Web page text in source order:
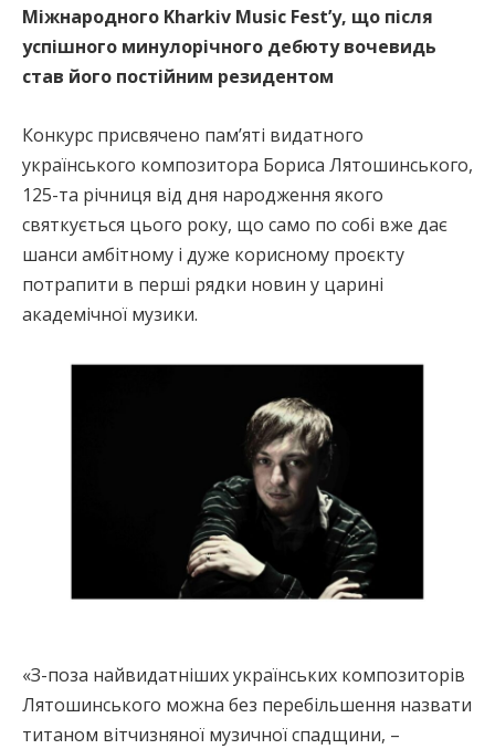
Міжнародного Kharkiv Music Fest’у, що після
успішного минулорічного дебюту вочевидь
став його постійним резидентом
Конкурс присвячено пам’яті видатного
українського композитора Бориса Лятошинського,
125-та річниця від дня народження якого
святкується цього року, що само по собі вже дає
шанси амбітному і дуже корисному проєкту
потрапити в перші рядки новин у царині
академічної музики.
«З-поза найвидатніших українських композиторів
Лятошинського можна без перебільшення назвати
титаном вітчизняної музичної спадщини, –